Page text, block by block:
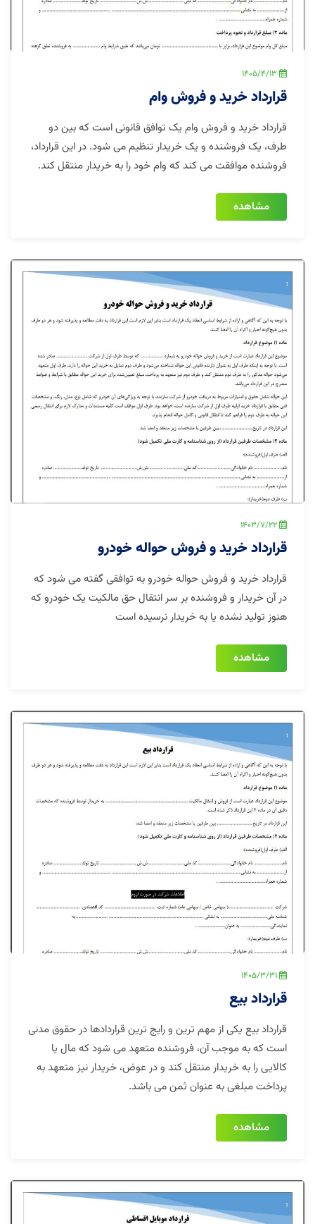
1405/4/13
قرارداد خرید و فروش وام
قرارداد خرید و فروش وام یک توافق قانونی است که بین دو
طرف، یک فروشنده و یک خریدار تنظیم می شود. در این قرارداد،
فروشنده موافقت می کند که وام خود را به خریدار منتقل کند.
مشاهده
1403/7/22
قرارداد خرید و فروش حواله خودرو
قرارداد خرید و فروش حواله خودرو به توافقی گفته می شود که
در آن خریدار و فروشنده بر سر انتقال حق مالکیت یک خودرو که
هنوز تولید نشده یا به خریدار نرسیده است
مشاهده
1405/3/31
قرارداد بیع
قرارداد بیع یکی از مهم ترین و رایج ترین قراردادها در حقوق مدنی
است که به موجب آن، فروشنده متعهد می شود که مال یا
کالایی را به خریدار منتقل کند و در عوض، خریدار نیز متعهد به
پرداخت مبلغی به عنوان ثمن می باشد.
مشاهده